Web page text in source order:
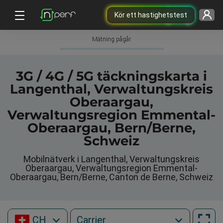
Kör ett hastighetstest
Mätning pågår
3G / 4G / 5G täckningskarta i
Langenthal, Verwaltungskreis
Oberaargau,
Verwaltungsregion Emmental-
Oberaargau, Bern/Berne,
Schweiz
Mobilnätverk i Langenthal, Verwaltungskreis
Oberaargau, Verwaltungsregion Emmental-
Oberaargau, Bern/Berne, Canton de Berne, Schweiz
CH